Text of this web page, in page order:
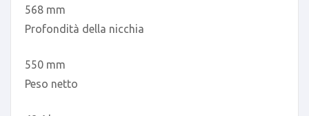
568 mm
Profondità della nicchia
550 mm
Peso netto